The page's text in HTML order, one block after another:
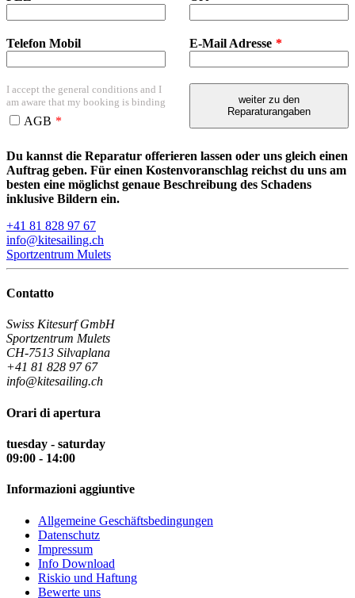
Telefon Mobil E-Mail Adresse
I accept the general conditions and I
am aware that my booking is binding
AGB
weiter zu den
Reparaturangaben
Du kannst die Reparatur offerieren lassen oder uns gleich einen
Auftrag geben. Für einen Kostenvoranschlag reichst du uns am
besten eine möglichst genaue Beschreibung des Schadens
inklusive Bildern ein.
+41 81 828 97 67
info@kitesailing.ch
Sportzentrum Mulets
Contatto
Swiss Kitesurf GmbH
Sportzentrum Mulets
CH-7513 Silvaplana
+41 81 828 97 67
info@kitesailing.ch
Orari di apertura
tuesday - saturday
09:00 - 14:00
Informazioni aggiuntive
Allgemeine Geschäftsbedingungen
Datenschutz
Impressum
Info Download
Riskio und Haftung
Bewerte uns